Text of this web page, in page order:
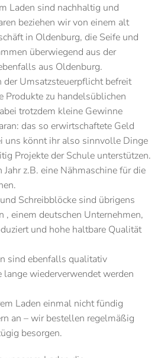
Laden sind nachhaltig und
beziehen wir von einem alt
in Oldenburg, die Seife und
überwiegend aus der
aus Oldenburg.
der Umsatzsteuerpflicht befreit
Produkte zu handelsüblichen
trotzdem kleine Gewinne
das so erwirtschaftete Geld
uns könnt ihr also sinnvolle Dinge
Projekte der Schule unterstützen.
z.B. eine Nähmaschine für die
Schreibblöcke sind übrigens
, einem deutschen Unternehmen,
und hohe haltbare Qualität
sind ebenfalls qualitativ
lange wiederverwendet werden
Laden einmal nicht fündig
an – wir bestellen regelmäßig
besorgen.